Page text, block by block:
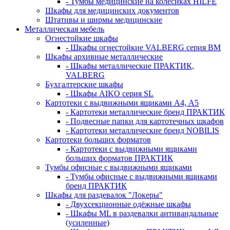
Шкафы для медицинских документов
Штативы и ширмы медицинские
Металлическая мебель
Огнестойкие шкафы
- Шкафы огнестойкие VALBERG серия BM
Шкафы архивные металлические
- Шкафы металлические ПРАКТИК,
VALBERG
Бухгалтерские шкафы
- Шкафы AIKO серия SL
Картотеки с выдвижными ящиками А4, А5
- Картотеки металлические бренд ПРАКТИК
- Подвесные папки для картотечных шкафов
- Картотеки металлические бренд NOBILIS
Картотеки больших форматов
- Картотеки с выдвижными ящиками
больших форматов ПРАКТИК
Тумбы офисные с выдвижными ящиками
- Тумбы офисные с выдвижными ящиками
бренд ПРАКТИК
Шкафы для раздевалок "Локеры"
- Двухсекционные одёжные шкафы
- Шкафы ML в раздевалки антивандальные
(усиленные)